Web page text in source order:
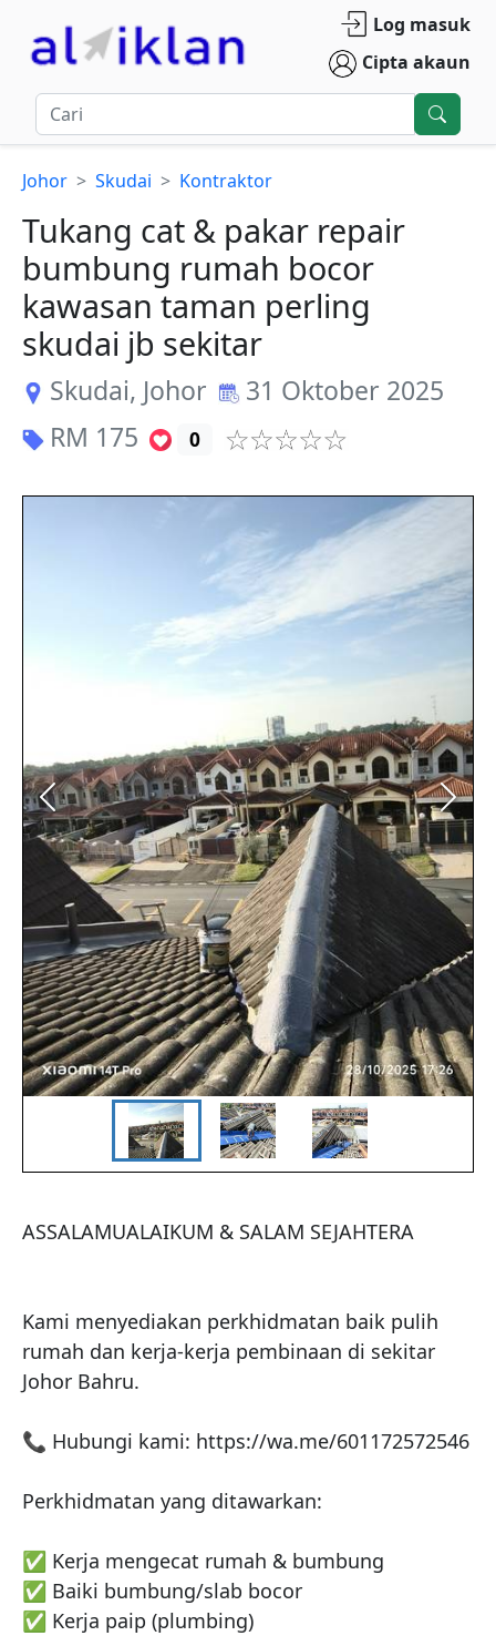
Log masuk
Cipta akaun
Johor Skudai Kontraktor
Tukang cat & pakar repair
bumbung rumah bocor
kawasan taman perling
skudai jb sekitar
Skudai, Johor
31 Oktober 2025
RM 175 0
ASSALAMUALAIKUM & SALAM SEJAHTERA
Kami menyediakan perkhidmatan baik pulih
rumah dan kerja-kerja pembinaan di sekitar
Johor Bahru.
📞 Hubungi kami: https://wa.me/601172572546
Perkhidmatan yang ditawarkan:
✅ Kerja mengecat rumah & bumbung
✅ Baiki bumbung/slab bocor
✅ Kerja paip (plumbing)